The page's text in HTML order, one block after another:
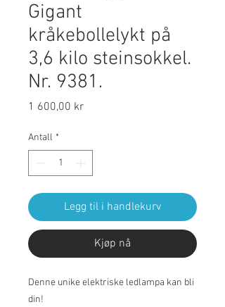
Gigant
kråkebollelykt på
3,6 kilo steinsokkel.
Nr. 9381.
1 600,00 krPris
Antall *
Legg til i handlekurv
Kjøp nå
Denne unike elektriske ledlampa kan bli
din!